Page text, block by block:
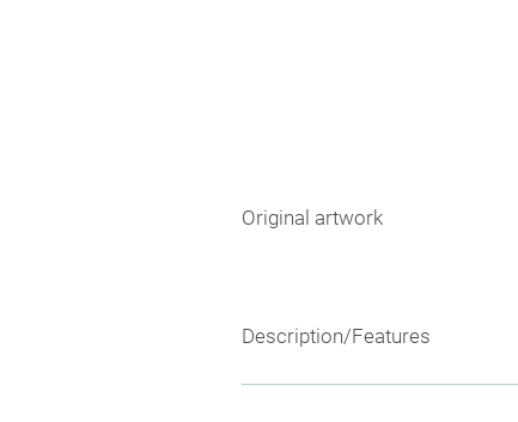
Original artwork
Description/Features